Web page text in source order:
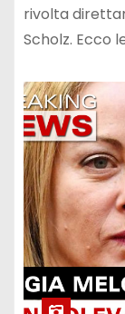
rivolta
Scholz. Ecco